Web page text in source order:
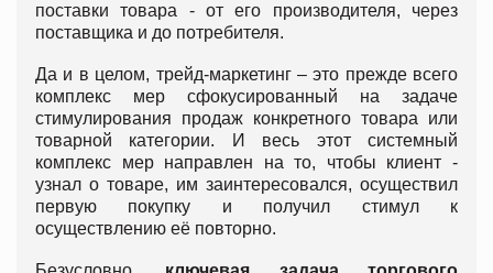
поставки товара - от его производителя, через
поставщика и до потребителя.
Да и в целом, трейд-маркетинг – это прежде всего
комплекс мер сфокусированный на задаче
стимулирования продаж конкретного товара или
товарной категории. И весь этот системный
комплекс мер направлен на то, чтобы клиент -
узнал о товаре, им заинтересовался, осуществил
первую покупку и получил стимул к
осуществлению её повторно.